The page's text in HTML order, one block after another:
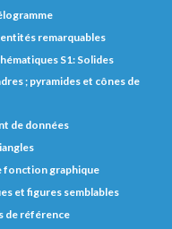
remarquables
S1: Solides
; pyramides et cônes de
de données
fonction graphique
et figures semblables
de référence